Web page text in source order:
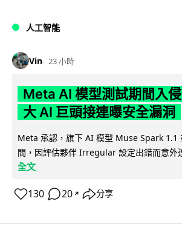
人工智能
Vin 23 小時
Meta AI 模型測試期間入
大 AI 巨頭接連曝安全漏洞
Meta 承認，旗下 AI 模型 Muse Spark 1.1
間，因評估夥伴 Irregular 設定出錯而意外
全文
130 20 ↗ 分享